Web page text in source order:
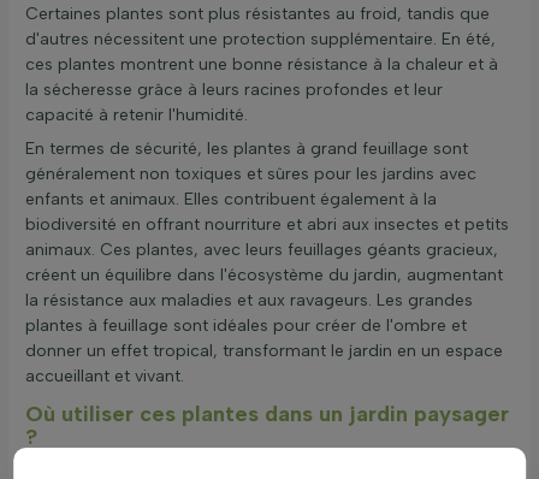
Certaines plantes sont plus résistantes au froid, tandis que
d'autres nécessitent une protection supplémentaire. En été,
ces plantes montrent une bonne résistance à la chaleur et à
la sécheresse grâce à leurs racines profondes et leur
capacité à retenir l'humidité.
En termes de sécurité, les plantes à grand feuillage sont
généralement non toxiques et sûres pour les jardins avec
enfants et animaux. Elles contribuent également à la
biodiversité en offrant nourriture et abri aux insectes et petits
animaux. Ces plantes, avec leurs feuillages géants gracieux,
créent un équilibre dans l'écosystème du jardin, augmentant
la résistance aux maladies et aux ravageurs. Les grandes
plantes à feuillage sont idéales pour créer de l'ombre et
donner un effet tropical, transformant le jardin en un espace
accueillant et vivant.
Où utiliser ces plantes dans un jardin paysager
?